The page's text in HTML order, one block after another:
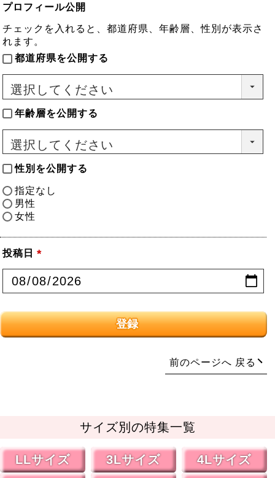
プロフィール公開
チェックを入れると、都道府県、年齢層、性別が表示さ
れます。
都道府県を公開する
年齢層を公開する
性別を公開する
指定なし
男性
女性
投稿日
(必
須)
登録
戻る
サイズ別の特集一覧
LLサイズ 3Lサイズ
4Lサイズ